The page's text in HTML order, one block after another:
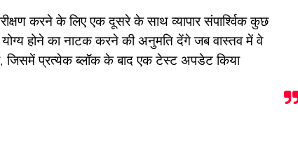
करने के लिए एक दूसरे के साथ व्यापार संपार्श्विक कुछ
होने का नाटक करने की अनुमति देंगे जब वास्तव में वे
जिसमें प्रत्येक ब्लॉक के बाद एक टेस्ट अपडेट किया